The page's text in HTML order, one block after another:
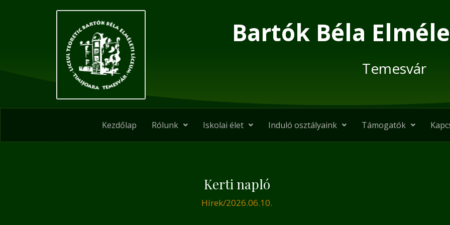
Bartók Béla
Temesvár
Kezdőlap Rólunk Iskolai élet Induló osztályaink Támogatók
Kerti napló
Hírek/2026.06.10.